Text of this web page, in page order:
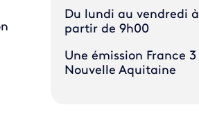
Du lundi au vendredi à
partir de 9h00
Une émission France 3
Nouvelle Aquitaine